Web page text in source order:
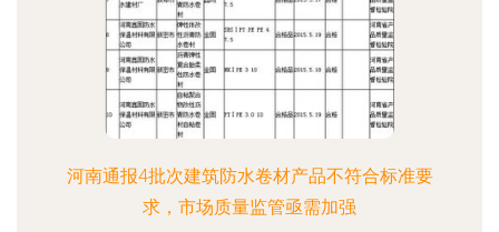
河南通报4批次建筑防水卷材产品不符合标准要
求，市场质量监管亟需加强